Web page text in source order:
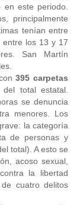
este periodo.
principalmente
tenían entre
entre los 13 y 17
San Martín
395 carpetas
del total estatal.
se denuncia
menores. Los
la categoría
de personas y
total). A esto se
acoso sexual,
la libertad
cuatro delitos